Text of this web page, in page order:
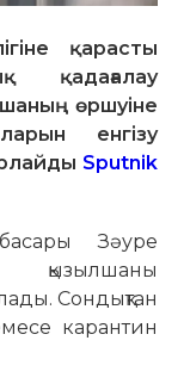
қарасты
қадағалау
өршуіне
енгізу
Sputnik
Зәуре
қызылшаны
Сондықтан
карантин